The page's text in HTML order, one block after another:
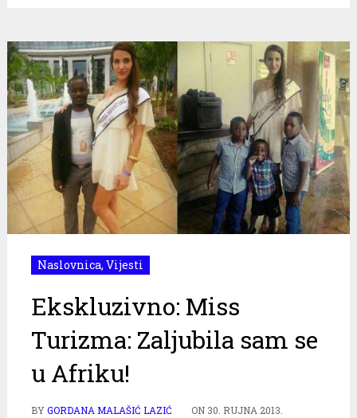
Naslovnica, Vijesti
Ekskluzivno: Miss
Turizma: Zaljubila sam se
u Afriku!
BYGORDANA MALAŠIĆ LAZIĆ ON 30. RUJNA 2013.